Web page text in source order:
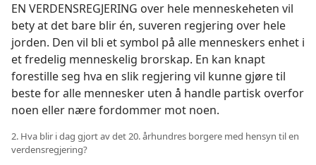
EN VERDENSREGJERING over hele menneskeheten vil
bety at det bare blir én, suveren regjering over hele
jorden. Den vil bli et symbol på alle menneskers enhet i
et fredelig menneskelig brorskap. En kan knapt
forestille seg hva en slik regjering vil kunne gjøre til
beste for alle mennesker uten å handle partisk overfor
noen eller nære fordommer mot noen.
2. Hva blir i dag gjort av det 20. århundres borgere med hensyn til en
verdensregjering?